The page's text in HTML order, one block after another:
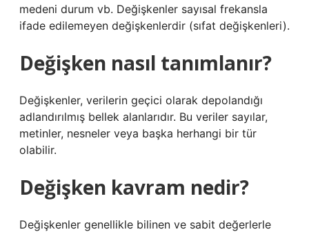
medeni durum vb. Değişkenler sayısal frekansla
ifade edilemeyen değişkenlerdir (sıfat değişkenleri).
Değişken nasıl tanımlanır?
Değişkenler, verilerin geçici olarak depolandığı
adlandırılmış bellek alanlarıdır. Bu veriler sayılar,
metinler, nesneler veya başka herhangi bir tür
olabilir.
Değişken kavram nedir?
Değişkenler genellikle bilinen ve sabit değerlerle